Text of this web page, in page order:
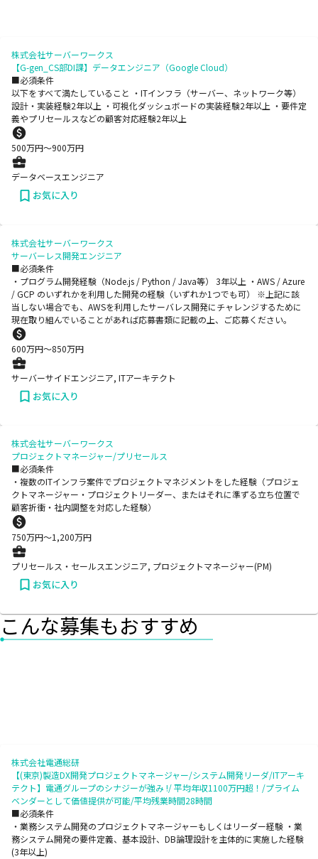
株式会社サーバーワークス
【G-gen_CS部DI課】データエンジニア（Google Cloud）
■必須条件
以下をすべて満たしていること ・ITインフラ（サーバー、ネットワーク等）
設計・実装経験2年以上 ・可視化ダッシュボードの実装経験2年以上 ・要件定
義やプリセールスなどの顧客対応経験2年以上
500万円〜900万円
データベースエンジニア
お気に入り
株式会社サーバーワークス
サーバーレス開発エンジニア
■必須条件
・プログラム開発経験（Node.js / Python / Java等） 3年以上 ・AWS / Azure
/ GCP のいずれかを利用した開発の経験（いずれか1つでも可） ※上記に該
当しない場合でも、AWSを利用したサーバレス開発にチャレンジするために
現在取り組んでいることがあれば応募書類に記載の上、ご応募ください。
600万円〜850万円
サーバーサイドエンジニア, ITアーキテクト
お気に入り
株式会社サーバーワークス
プロジェクトマネージャー/プリセールス
■必須条件
・複数のITインフラ案件でプロジェクトマネジメントをした経験（プロジェ
クトマネージャー・プロジェクトリーダー、またはそれに準ずる立ち位置で
顧客折衝・社内調整を対応した経験）
750万円〜1,200万円
プリセールス・セールスエンジニア, プロジェクトマネージャー(PM)
お気に入り
こんな募集もおすすめ
株式会社電通総研
【(東京)製造DX開発プロジェクトマネージャー/システム開発リーダ/ITアーキ
テクト】電通グループのシナジーが強み !/ 平均年収1100万円超！/プライム
ベンダーとして価値提供が可能/平均残業時間28時間
■必須条件
・業務システム開発のプロジェクトマネージャーもしくはリーダー経験 ・業
務システム開発の要件定義、基本設計、DB論理設計を主体的に実施した経験
(3年以上)